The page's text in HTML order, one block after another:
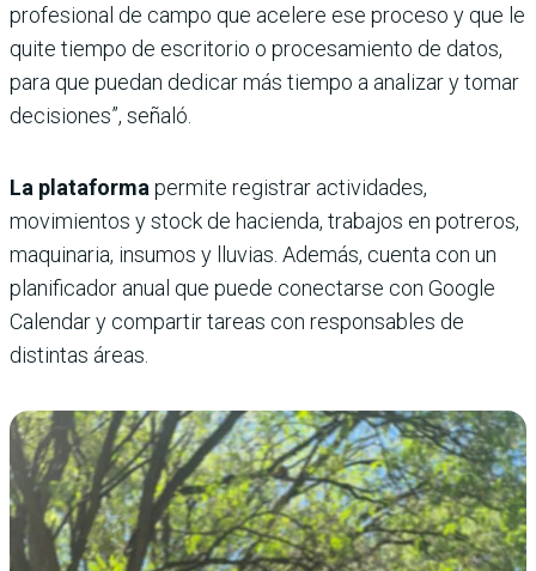
profesional de campo que acelere ese proceso y que le
quite tiempo de escritorio o procesamiento de datos,
para que puedan dedicar más tiempo a analizar y tomar
decisiones”, señaló.
La plataformapermite registrar actividades,
movimientos y stock de hacienda, trabajos en potreros,
maquinaria, insumos y lluvias. Además, cuenta con un
planificador anual que puede conectarse con Google
Calendar y compartir tareas con responsables de
distintas áreas.